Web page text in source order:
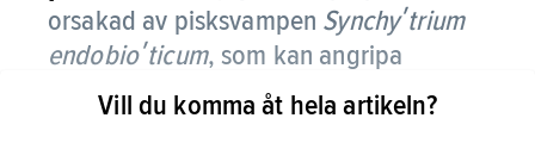
orsakad av pisksvampen Synchyʹtrium
endobioʹticum, som kan angripa
växtens stam och knölar och orsaka
först vita, senare bruna,
Vill du komma åt hela artikeln?